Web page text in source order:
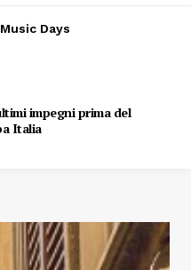
Days
impegni prima del
Italia